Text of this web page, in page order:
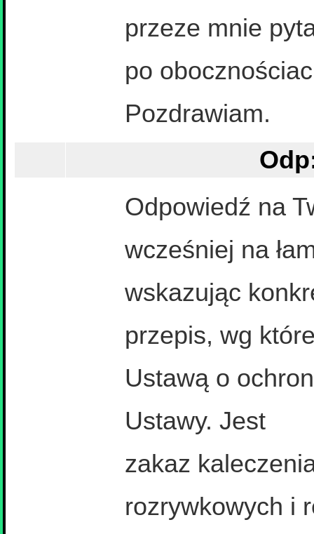
przeze mnie
po
Pozdrawiam.
Odpowiedź na
wcześniej na
wskazując
przepis, wg
Ustawą o
Ustawy. Jest
zakaz
rozrywkowych i